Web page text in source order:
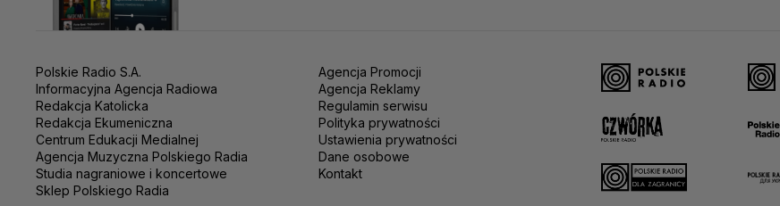
Polskie Radio S.A.
Informacyjna Agencja Radiowa
Redakcja Katolicka
Redakcja Ekumeniczna
Centrum Edukacji Medialnej
Agencja Muzyczna Polskiego Radia
Studia nagraniowe i koncertowe
Sklep Polskiego Radia
Agencja Promocji
Agencja Reklamy
Regulamin serwisu
Polityka prywatności
Ustawienia prywatności
Dane osobowe
Kontakt